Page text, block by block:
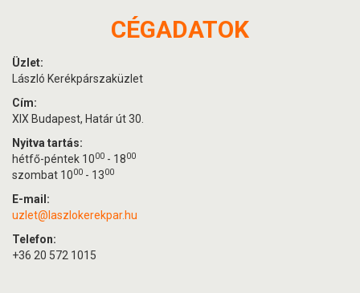
CÉGADATOK
Üzlet:
László Kerékpárszaküzlet
Cím:
XIX Budapest, Határ út 30.
Nyitva tartás:
hétfő-péntek 1000 - 1800
szombat 1000 - 1300
E-mail:
uzlet@laszlokerekpar.hu
Telefon:
+36 20 572 1015